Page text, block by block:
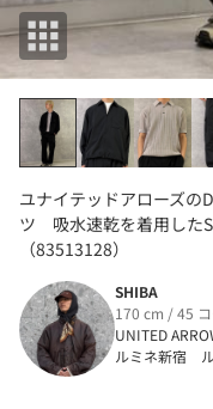
ユナイテッドアローズの
ツ 吸水速乾を着用した
（83513128）
SHIBA
170 cm / 45
UNITED
ルミネ新宿 ル